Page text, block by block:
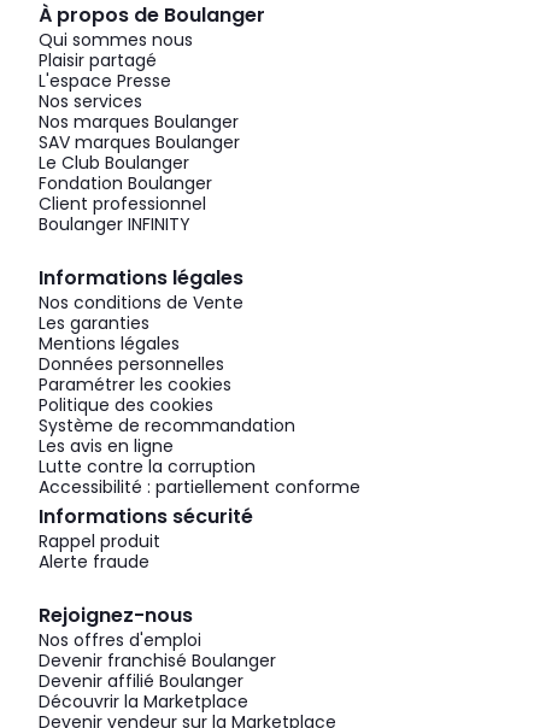
À propos de Boulanger
Qui sommes nous
Plaisir partagé
L'espace Presse
Nos services
Nos marques Boulanger
SAV marques Boulanger
Le Club Boulanger
Fondation Boulanger
Client professionnel
Boulanger INFINITY
Informations légales
Nos conditions de Vente
Les garanties
Mentions légales
Données personnelles
Paramétrer les cookies
Politique des cookies
Système de recommandation
Les avis en ligne
Lutte contre la corruption
Accessibilité : partiellement conforme
Informations sécurité
Rappel produit
Alerte fraude
Rejoignez-nous
Nos offres d'emploi
Devenir franchisé Boulanger
Devenir affilié Boulanger
Découvrir la Marketplace
Devenir vendeur sur la Marketplace